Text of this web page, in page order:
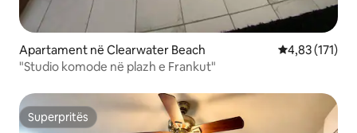
Apartament në Clearwater Beach Vlerësimi
4,83 (171)
"Studio komode në plazh e Frankut"
Superpritës
Superpritës